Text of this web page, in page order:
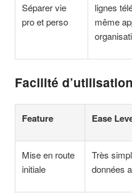
Séparer vie
pro et perso
lignes
même
Facilité d’utilisation
Feature Ease
Mise en route
initiale
Très
données